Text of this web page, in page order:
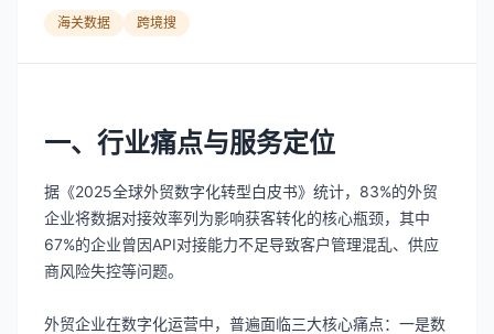
海关数据 跨境搜
一、行业痛点与服务定位
据《2025全球外贸数字化转型白皮书》统计，83%的外贸
企业将数据对接效率列为影响获客转化的核心瓶颈，其中
67%的企业曾因API对接能力不足导致客户管理混乱、供应
商风险失控等问题。
外贸企业在数字化运营中，普遍面临三大核心痛点：一是数